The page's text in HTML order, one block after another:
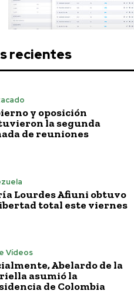
recientes
y oposición
la segunda
de reuniones
Lourdes Afiuni obtuvo
total este viernes
Vídeos
Abelardo de la
asumió la
de Colombia